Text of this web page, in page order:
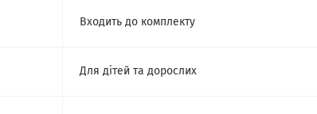
Входить до комплекту
Для дітей та дорослих